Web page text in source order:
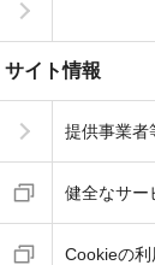
サイト情報
提供事業者
健全なサー
Cookieの